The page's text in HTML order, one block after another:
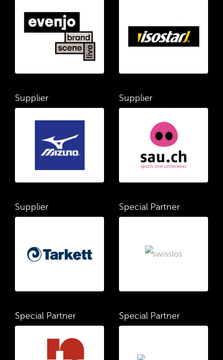
Supplier Supplier
Supplier Special Partner
Special Partner Special Partner